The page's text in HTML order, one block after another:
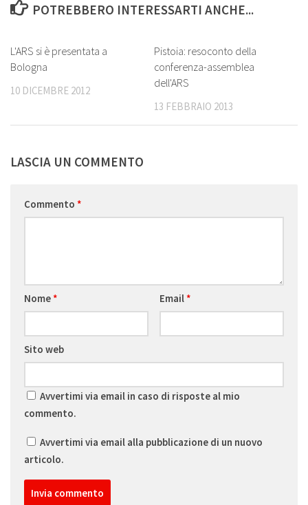
POTREBBERO INTERESSARTI ANCHE...
L'ARS si è presentata a
Bologna
10 DICEMBRE 2012
Pistoia: resoconto della
conferenza-assemblea
dell'ARS
13 FEBBRAIO 2013
LASCIA UN COMMENTO
Commento *
Nome* Email*
Sito web
Avvertimi via email in caso di risposte al mio
commento.
Avvertimi via email alla pubblicazione di un nuovo
articolo.